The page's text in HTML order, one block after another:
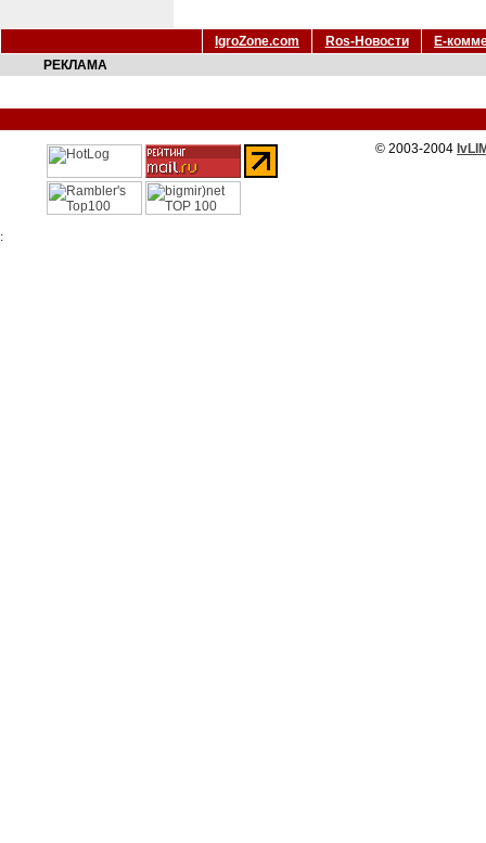
IgroZone.com Ros-Новости
Е-
РЕКЛАМА
© 2003-2004
: